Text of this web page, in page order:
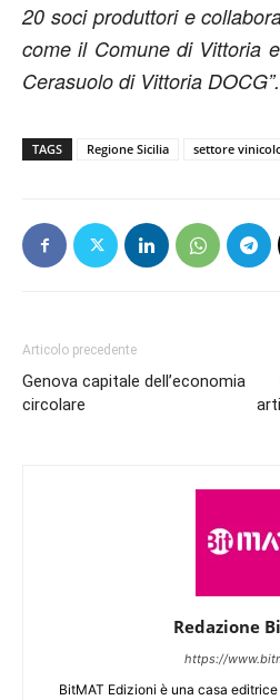
20 soci produttori e
come il Comune di Vittoria
Cerasuolo di Vittoria DOCG”.
TAGS Regione Sicilia settore
Articolo precedente
Genova capitale dell’economia
circolare
Redazione
https://
BitMAT Edizioni è una casa